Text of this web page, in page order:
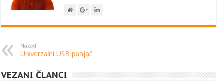
Nazad
Univerzalni USB punjač
VEZANI ČLANCI